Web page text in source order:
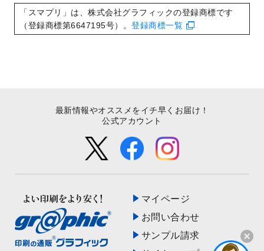
2022/8/24
印刷用データの解像度
を引き上げまし
た！
「スマプリ」は、株式会社グラフィックの登録商標です
（登録商標第6647195号）。 登録商標一覧
マイページ
お問い合わせ
サンプル請求
最新情報やオススメをイチ早くお届け！
公式アカウント